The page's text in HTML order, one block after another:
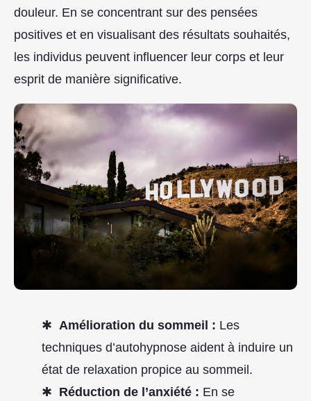
douleur. En se concentrant sur des pensées
positives et en visualisant des résultats souhaités,
les individus peuvent influencer leur corps et leur
esprit de manière significative.
Amélioration du sommeil : Les
techniques d’autohypnose aident à induire un
état de relaxation propice au sommeil.
Réduction de l’anxiété : En se